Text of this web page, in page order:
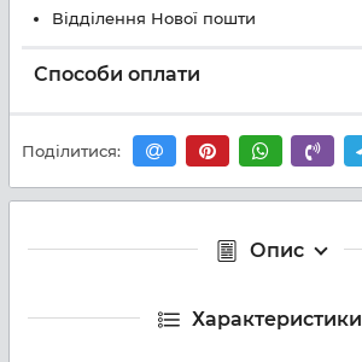
Відділення Нової пошти
Способи оплати
Поділитися:
Опис
Характеристики